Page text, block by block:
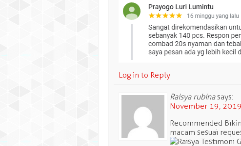
Log in to Reply
Raisya rubina says:
November 19,
Recommended
macam sesuai